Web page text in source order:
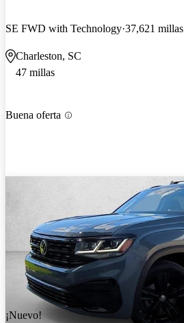
SE FWD with Technology 37,621 millas
Charleston, SC
47 millas
Buena oferta
¡Nuevo!